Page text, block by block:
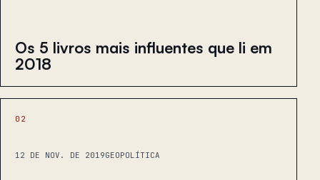
Os 5 livros mais influentes que li em
2018
02
12 DE NOV. DE 2019GEOPOLÍTICA